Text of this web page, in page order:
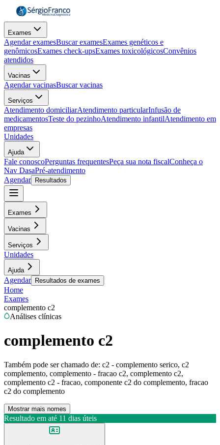
Exames
Agendar examesBuscar examesExames genéticos e
genômicosExames check-upsExames toxicológicosConvênios
atendidos
Vacinas
Agendar vacinasBuscar vacinas
Serviços
Atendimento domiciliarAtendimento particularInfusão de
medicamentosTeste do pezinhoAtendimento infantilAtendimento em
empresas
Unidades
Ajuda
Fale conoscoPerguntas frequentesPeça sua nota fiscalConheça o
Nav DasaPré-atendimento
Agendar
Resultados
Exames
Vacinas
Serviços
Unidades
Ajuda
Agendar Resultados de exames
Home
Exames
complemento c2
Análises clínicas
complemento c2
Também pode ser chamado de: c2 - complemento serico, c2
complemento, complemento - fracao c2, complemento c2,
complemento c2 - fracao, componente c2 do complemento, fracao
c2 do complemento
Mostrar mais nomes
Resultado em até 11 dias úteis